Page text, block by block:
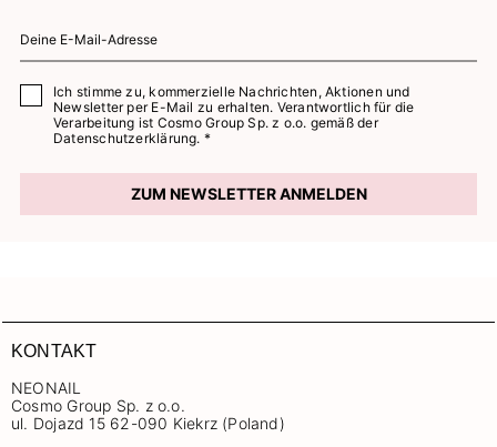
Ich stimme zu, kommerzielle Nachrichten, Aktionen und
Newsletter per E-Mail zu erhalten. Verantwortlich für die
Verarbeitung ist Cosmo Group Sp. z o.o. gemäß der
Datenschutzerklärung. *
ZUM NEWSLETTER ANMELDEN
KONTAKT
NEONAIL
Cosmo Group Sp. z o.o.
ul. Dojazd 15 62-090 Kiekrz (Poland)